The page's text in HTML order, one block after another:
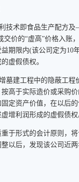
术即食品生产配方及
价的“虚高”价格入账
期限内(该公司定为10
虚假债权。
建工程中的隐蔽工程
高于实际造价或采购
定资产价值，在以后
增利润形成的虚假债权
形式的会计原则，将
以后，发现该公司近